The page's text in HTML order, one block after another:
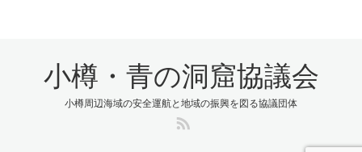
小樽・青の洞窟協議会
小樽周辺海域の安全運航と地域の振興を図る協議団体